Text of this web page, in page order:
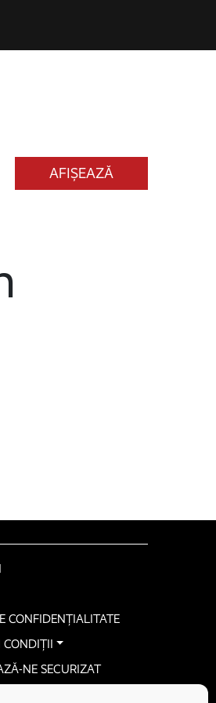
AFIȘEAZĂ
CONFIDENȚIALITATE
CONDIȚII
NE SECURIZAT